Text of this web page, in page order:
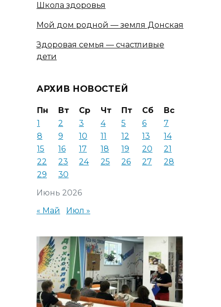
Школа здоровья
Мой дом родной — земля Донская
Здоровая семья — счастливые
дети
АРХИВ НОВОСТЕЙ
Июнь 2026
Пн Вт Ср Чт Пт Сб
Вс
1
2 3 4 5 6
7
8
9 10 11 12 13
14
15
16 17 18 19 20
21
22
23 24 25 26 27
28
29
30
« Май Июл »